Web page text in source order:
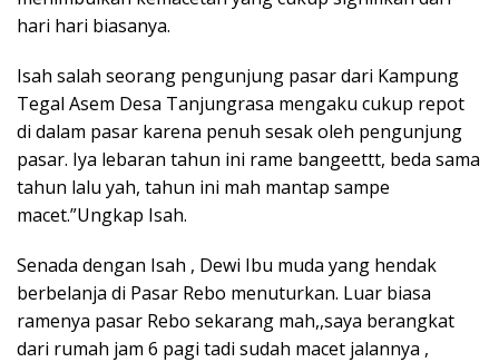
hari hari biasanya.
Isah salah seorang pengunjung pasar dari Kampung
Tegal Asem Desa Tanjungrasa mengaku cukup repot
di dalam pasar karena penuh sesak oleh pengunjung
pasar. Iya lebaran tahun ini rame bangeettt, beda sama
tahun lalu yah, tahun ini mah mantap sampe
macet.”Ungkap Isah.
Senada dengan Isah , Dewi Ibu muda yang hendak
berbelanja di Pasar Rebo menuturkan. Luar biasa
ramenya pasar Rebo sekarang mah,,saya berangkat
dari rumah jam 6 pagi tadi sudah macet jalannya ,